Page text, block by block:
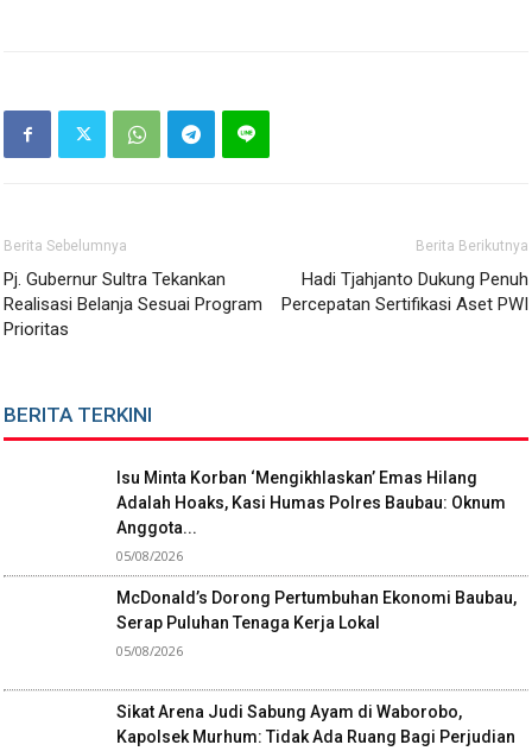
Berita Sebelumnya
Pj. Gubernur Sultra Tekankan
Realisasi Belanja Sesuai Program
Prioritas
Berita Berikutnya
Hadi Tjahjanto Dukung Penuh
Percepatan Sertifikasi Aset PWI
BERITA TERKINI
Isu Minta Korban ‘Mengikhlaskan’ Emas Hilang
Adalah Hoaks, Kasi Humas Polres Baubau: Oknum
Anggota...
05/08/2026
McDonald’s Dorong Pertumbuhan Ekonomi Baubau,
Serap Puluhan Tenaga Kerja Lokal
05/08/2026
Sikat Arena Judi Sabung Ayam di Waborobo,
Kapolsek Murhum: Tidak Ada Ruang Bagi Perjudian